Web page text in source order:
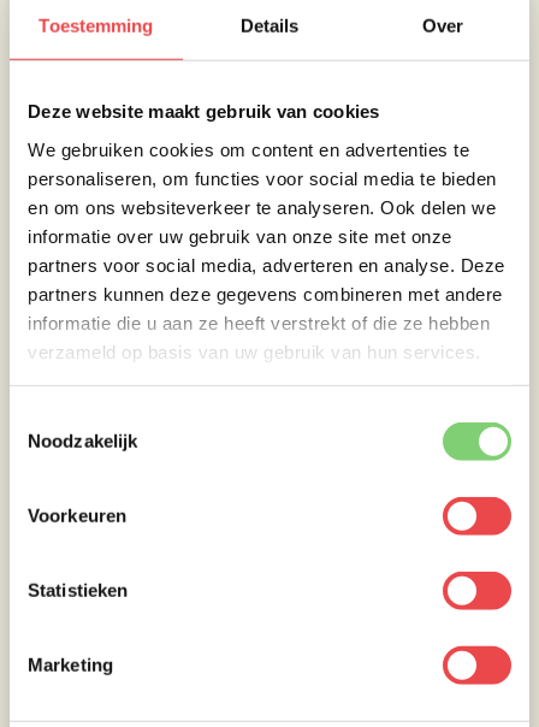
Toestemming Details Over
Deze website maakt gebruik van cookies
We gebruiken cookies om content en advertenties te
personaliseren, om functies voor social media te bieden
en om ons websiteverkeer te analyseren. Ook delen we
informatie over uw gebruik van onze site met onze
partners voor social media, adverteren en analyse. Deze
partners kunnen deze gegevens combineren met andere
informatie die u aan ze heeft verstrekt of die ze hebben
verzameld op basis van uw gebruik van hun services.
Noodzakelijk
Voorkeuren
Statistieken
Marketing
ze zijn zo op. Ofwel, bedenk goed hoeveel je
Maak je mijn Iberico ribfingers ends recept en
plaats je dit op Instagram? Tag
dan @dirks_food_and_bbqen ik plaats je
gerecht in mijn story.